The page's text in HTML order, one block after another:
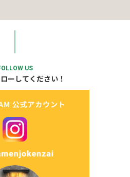
US
ーしてください！